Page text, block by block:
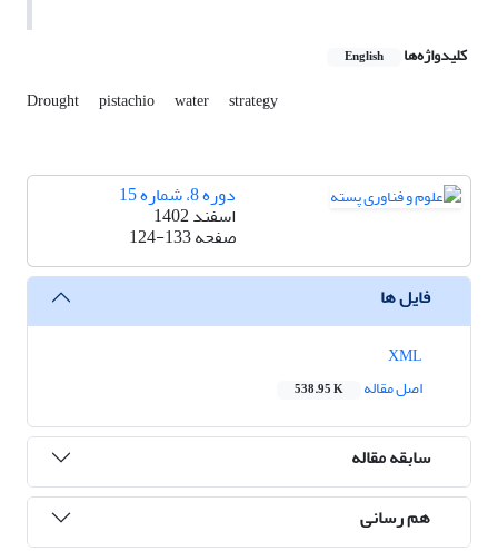
کلیدواژه‌ها English
Drought pistachio water strategy
دوره 8، شماره 15
اسفند 1402
صفحه124-133
فایل ها
اصل مقاله
538.95 K
سابقه مقاله
هم رسانی